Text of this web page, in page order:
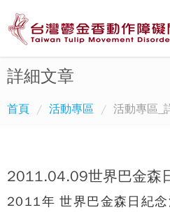
詳細文章
首頁 活動專區 活動專區_
2011.04.09世界巴金森
2011年 世界巴金森日紀念